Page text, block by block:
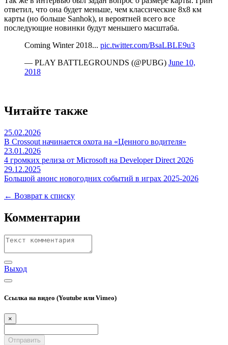
ответил, что она будет меньше, чем классические 8х8 км
карты (но больше Sanhok), и вероятней всего все
последующие новинки будут меньшего масштаба.
Coming Winter 2018... pic.twitter.com/BsaLBLE9u3
— PLAY BATTLEGROUNDS (@PUBG) June 10,
2018
Читайте также
25.02.2026
В Crossout начинается охота на «Ценного водителя»
23.01.2026
4 громких релиза от Microsoft на Developer Direct 2026
29.12.2025
Большой анонс новогодних событий в играх 2025-2026
← Возврат к списку
Комментарии
Выход
Ссылка на видео (Youtube или Vimeo)
×